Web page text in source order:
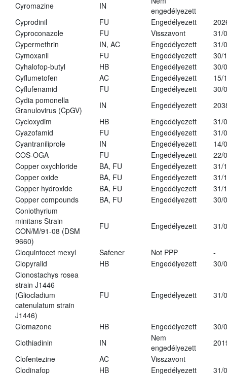
Cyromazine
IN
engedélyezett
Cyprodinil
FU Engedélyezett
Cyproconazole
FU Visszavont
31/
Cypermethrin
IN, AC Engedélyezett
31/
Cymoxanil
FU Engedélyezett
30/
Cyhalofop-butyl
HB Engedélyezett
30/
Cyflumetofen
AC Engedélyezett
15/
Cyflufenamid
FU Engedélyezett
30/
Cydia pomonella
Granulovirus (CpGV)
IN Engedélyezett
Cycloxydim
HB Engedélyezett
31/
Cyazofamid
FU Engedélyezett
31/
Cyantraniliprole
IN Engedélyezett
14/
COS-OGA
FU Engedélyezett
22/
Copper oxychloride
BA, FU Engedélyezett
31/
Copper oxide
BA, FU Engedélyezett
31/
Copper hydroxide
BA, FU Engedélyezett
31/
Copper compounds
BA, FU Engedélyezett
30/
Coniothyrium
minitans Strain
CON/M/91-08 (DSM
9660)
FU Engedélyezett 31/
Cloquintocet mexyl Safener Not PPP
-
Clopyralid
HB Engedélyezett
30/
Clonostachys rosea
strain J1446
(Gliocladium
catenulatum strain
J1446)
FU Engedélyezett 31/
Clomazone HB Engedélyezett
30/
Clothiadinin
IN
Nem
engedélyezett
Clofentezine
AC
Visszavont
Clodinafop
HB Engedélyezett 31/